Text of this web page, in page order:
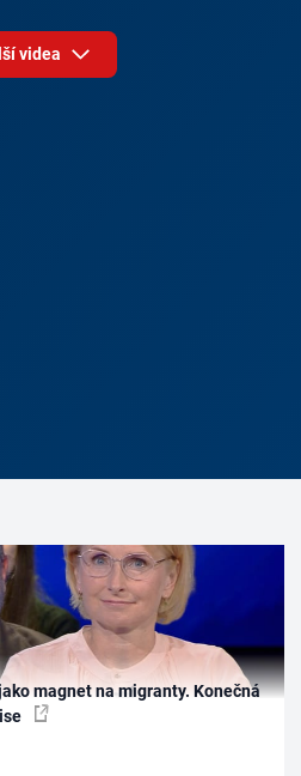
videa
magnet na migranty. Konečná